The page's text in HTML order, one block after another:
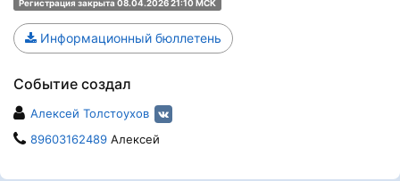
Регистрация закрыта 08.04.2026 21:10 МСК
Информационный бюллетень
Событие создал
Алексей Толстоухов
89603162489 Алексей